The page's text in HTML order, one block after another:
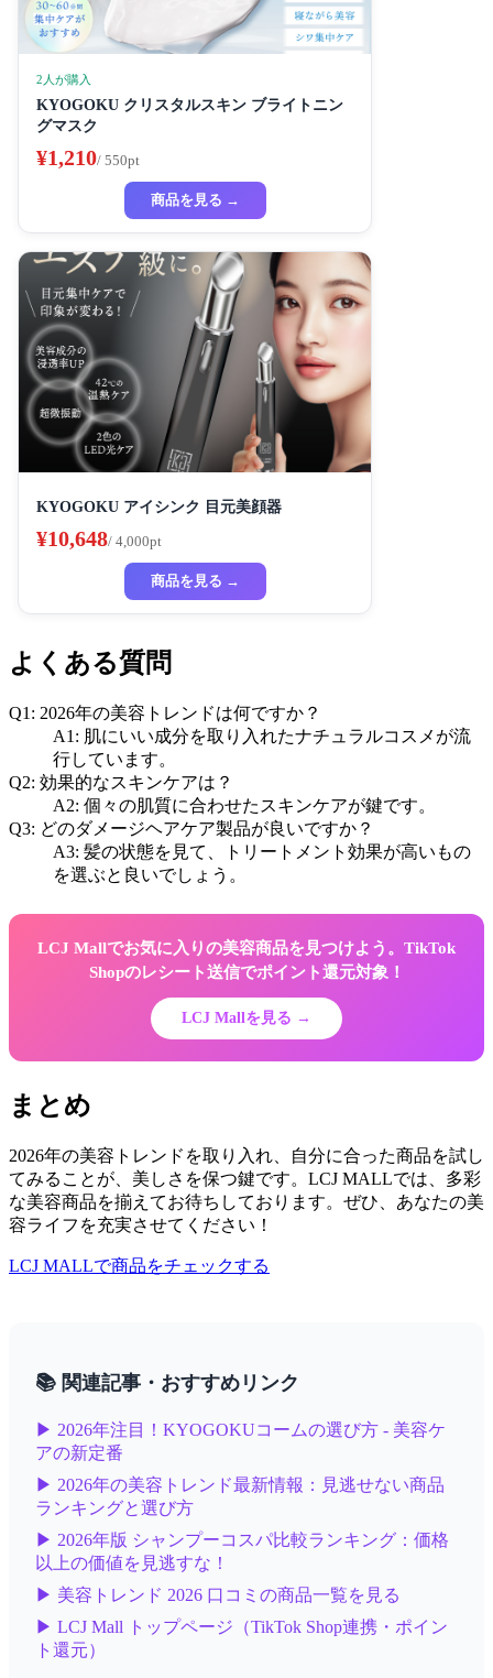
2人が購入
KYOGOKU クリスタルスキン ブライトニン
グマスク
¥1,210/ 550pt
商品を見る →
KYOGOKU アイシンク 目元美顔器
¥10,648/ 4,000pt
商品を見る →
よくある質問
Q1: 2026年の美容トレンドは何ですか？
A1: 肌にいい成分を取り入れたナチュラルコスメが流
行しています。
Q2: 効果的なスキンケアは？
A2: 個々の肌質に合わせたスキンケアが鍵です。
Q3: どのダメージヘアケア製品が良いですか？
A3: 髪の状態を見て、トリートメント効果が高いもの
を選ぶと良いでしょう。
LCJ Mallでお気に入りの美容商品を見つけよう。TikTok
Shopのレシート送信でポイント還元対象！
LCJ Mallを見る →
まとめ
2026年の美容トレンドを取り入れ、自分に合った商品を試し
てみることが、美しさを保つ鍵です。LCJ MALLでは、多彩
な美容商品を揃えてお待ちしております。ぜひ、あなたの美
容ライフを充実させてください！
LCJ MALLで商品をチェックする
📚 関連記事・おすすめリンク
▶ 2026年注目！KYOGOKUコームの選び方 - 美容ケ
アの新定番
▶ 2026年の美容トレンド最新情報：見逃せない商品
ランキングと選び方
▶ 2026年版 シャンプーコスパ比較ランキング：価格
以上の価値を見逃すな！
▶ 美容トレンド 2026 口コミの商品一覧を見る
▶ LCJ Mall トップページ（TikTok Shop連携・ポイン
ト還元）